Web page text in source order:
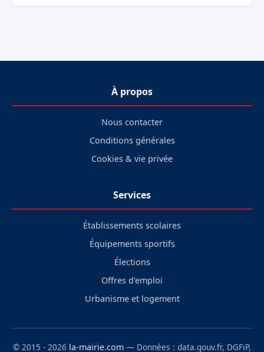
À propos
Nous contacter
Conditions générales
Cookies & vie privée
Services
Établissements scolaires
Équipements sportifs
Élections
Offres d'emploi
Urbanisme et logement
© 2015 - 2026 la-mairie.com — Données : data.gouv.fr, DGFiP,